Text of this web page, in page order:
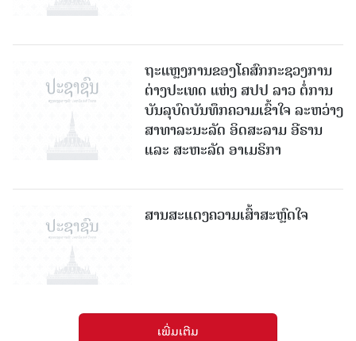
ຖະແຫຼງການຂອງໂຄສົກກະຊວງການ
ຕ່າງປະເທດ ແຫ່ງ ສປປ ລາວ ຕໍ່ການ
ບັນລຸບົດບັນທຶກຄວາມເຂົ້າໃຈ ລະຫວ່າງ
ສາທາລະນະລັດ ອິດສະລາມ ອີຣານ
ແລະ ສະຫະລັດ ອາເມຣິກາ
ສານສະແດງຄວາມເສົ້າສະຫຼົດໃຈ
ເພີ່ມເຕີມ